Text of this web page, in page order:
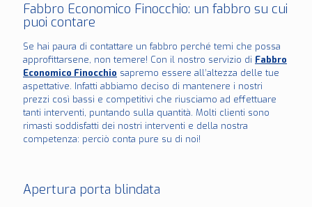
Fabbro Economico Finocchio: un fabbro su cui
puoi contare
Se hai paura di contattare un fabbro perché temi che possa
approfittarsene, non temere! Con il nostro servizio di Fabbro
Economico Finocchio sapremo essere all’altezza delle tue
aspettative. Infatti abbiamo deciso di mantenere i nostri
prezzi così bassi e competitivi che riusciamo ad effettuare
tanti interventi, puntando sulla quantità. Molti clienti sono
rimasti soddisfatti dei nostri interventi e della nostra
competenza: perciò conta pure su di noi!
Apertura porta blindata